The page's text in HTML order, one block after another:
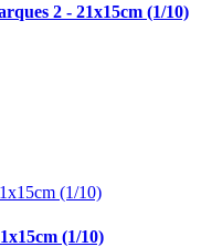
2 - 21x15cm (1/10)
(1/10)